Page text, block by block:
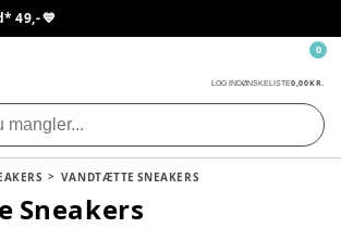
49,- 💙
LOG INDØNSKELISTE0,00 KR.
0
VANDTÆTTE SNEAKERS
Sneakers